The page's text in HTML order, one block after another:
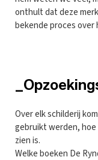
onthult dat deze
bekende proces over
Over elk schilderij
gebruikt werden,
zien is.
Welke boeken De